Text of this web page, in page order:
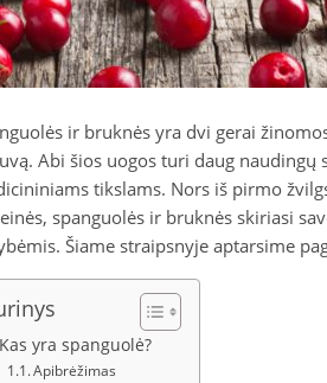
ir bruknės yra dvi gerai
Abi šios uogos turi daug
tikslams. Nors iš pirmo
spanguolės ir bruknės skiriasi
Šiame straipsnyje aptarsime
Kas yra spanguolė?
Apibrėžimas